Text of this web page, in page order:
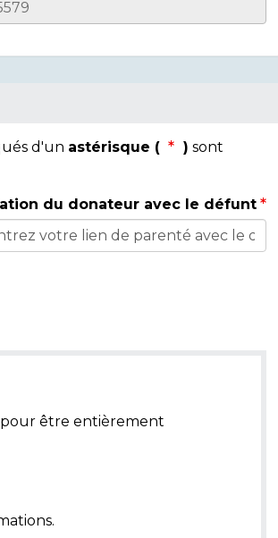
d'un astérisque ( ) sont
du donateur avec le défunt
pour être entièrement